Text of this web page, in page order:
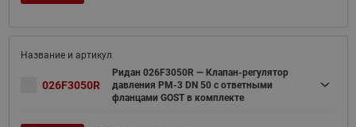
026F3050R
Ридан 026F3050R — Клапан-регулятор
давления PM-3 DN 50 с ответными
фланцами GOST в комплекте